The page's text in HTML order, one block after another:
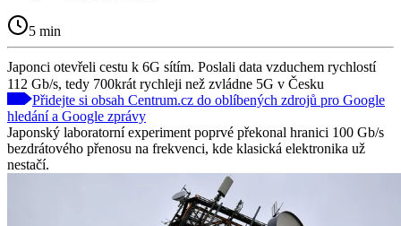
5 min
Japonci otevřeli cestu k 6G sítím. Poslali data vzduchem rychlostí
112 Gb/s, tedy 700krát rychleji než zvládne 5G v Česku
Přidejte si obsah Centrum.cz do oblíbených zdrojů pro Google
hledání a Google zprávy
Japonský laboratorní experiment poprvé překonal hranici 100 Gb/s
bezdrátového přenosu na frekvenci, kde klasická elektronika už
nestačí.